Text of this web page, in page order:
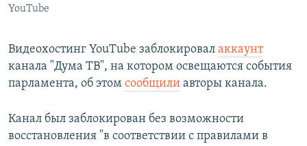
Все сайты РСЕ/РС
YouTube
Видеохостинг YouTube заблокировал аккаунт
канала "Дума ТВ", на котором освещаются события
парламента, об этом сообщили авторы канала.
Канал был заблокирован без возможности
восстановления "в соответствии с правилами в